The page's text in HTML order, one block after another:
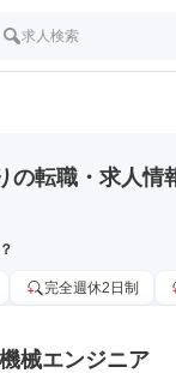
求人検索
の転職・求人情
完全週休2日制
械エンジニア